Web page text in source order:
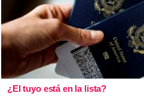
¿El tuyo está en la lista?